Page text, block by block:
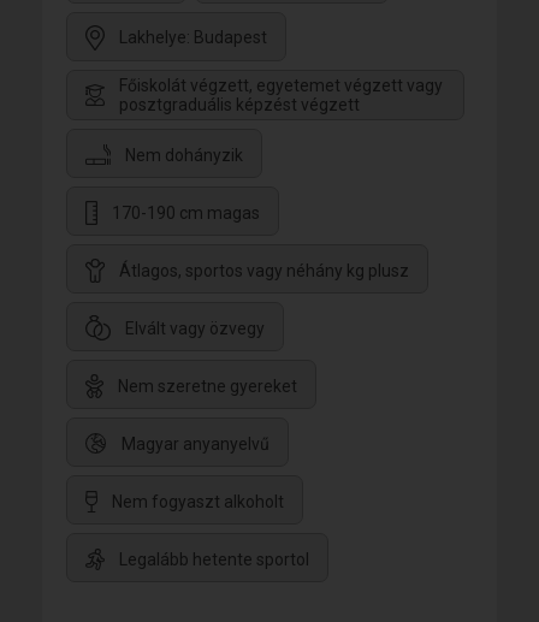
Lakhelye: Budapest
Főiskolát végzett, egyetemet végzett vagy
posztgraduális képzést végzett
Nem dohányzik
170-190 cm magas
Átlagos, sportos vagy néhány kg plusz
Elvált vagy özvegy
Nem szeretne gyereket
Magyar anyanyelvű
Nem fogyaszt alkoholt
Legalább hetente sportol